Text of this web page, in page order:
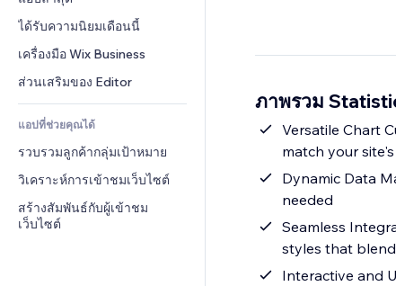
การดรอปชิป
(Crowdfunding)
อาหาร & เครื่องดื่ม
การแชร์ไฟล์
ข่าว
ปุ่ม & เมนู
แบนเนอร์ & สัญลักษณ์
เครื่องคำนวน
ค้นหา
อากาศ
แผนภูมิ & ตาราง
หมายเหตุ
โทรศัพท์
ชุมชน
รีวิว & การรับรอง
CRM
ได้รับความนิยมเดือนนี้
เครื่องมือ Wix Business
ส่วนเสริมของ Editor
แอปที่ช่วยคุณได้
รวบรวมลูกค้ากลุ่มเป้าหมาย
วิเคราะห์การเข้าชมเว็บไซต์
สร้างสัมพันธ์กับผู้เข้าชม
เว็บไซต์
ภาพรวม
Versatile Chart
match your
Dynamic Data
needed
Seamless
styles that
Interactive and